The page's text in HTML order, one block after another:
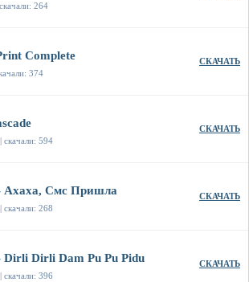
264
Complete
374
СКАЧАТЬ
скачали: 594
СКАЧАТЬ
Ахаха, Смс Пришла
скачали: 268
СКАЧАТЬ
Dirli Dirli Dam Pu Pu Pidu
скачали: 396
СКАЧАТЬ